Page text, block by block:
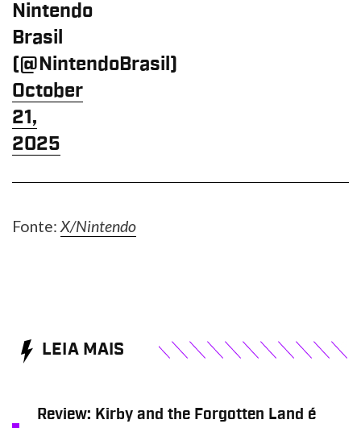
Nintendo
Brasil
(@NintendoBrasil)
October
21,
2025
Fonte: X/Nintendo
LEIA MAIS
Review: Kirby and the Forgotten Land é